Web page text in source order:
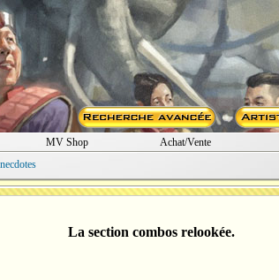
MV Shop Achat/Vente
La section combos relookée.